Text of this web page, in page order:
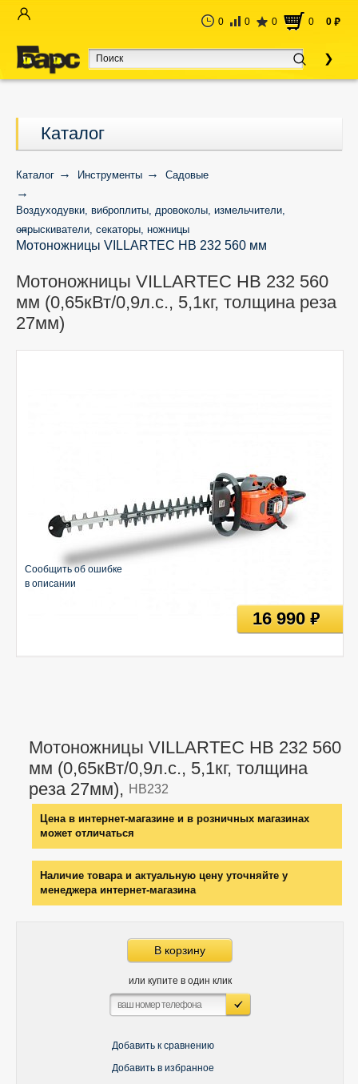
0 0 0 0 0 руб
Каталог
Каталог Инструменты Садовые
Воздуходувки, виброплиты, дровоколы, измельчители,
опрыскиватели, секаторы, ножницы
Мотоножницы VILLARTEC HB 232 560 мм
Мотоножницы VILLARTEC HB 232 560
мм (0,65кВт/0,9л.с., 5,1кг, толщина реза
27мм)
Мотоножницы VILLARTEC HB 232 560
мм (0,65кВт/0,9л.с., 5,1кг, толщина
реза 27мм), HB232
Цена в интернет-магазине и в розничных магазинах
может отличаться
Наличие товара и актуальную цену уточняйте у
менеджера интернет-магазина
В корзину
или купите в один клик
Добавить к сравнению
Добавить в избранное
Сообщить об ошибке
в описании
16 990руб